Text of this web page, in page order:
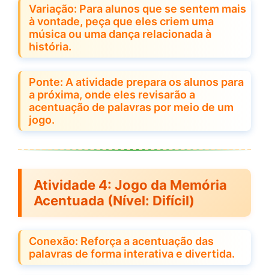
Variação: Para alunos que se sentem mais
à vontade, peça que eles criem uma
música ou uma dança relacionada à
história.
Ponte: A atividade prepara os alunos para
a próxima, onde eles revisarão a
acentuação de palavras por meio de um
jogo.
Atividade 4: Jogo da Memória
Acentuada (Nível: Difícil)
Conexão: Reforça a acentuação das
palavras de forma interativa e divertida.